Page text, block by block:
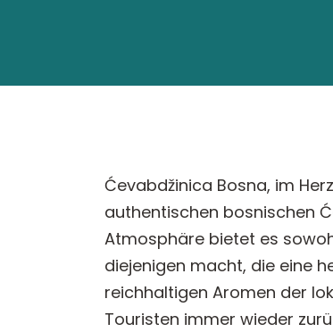
Ćevabdžinica Bosna, im
authentischen bosnischen
Atmosphäre bietet es
diejenigen macht, die eine
reichhaltigen Aromen der
Touristen immer wieder